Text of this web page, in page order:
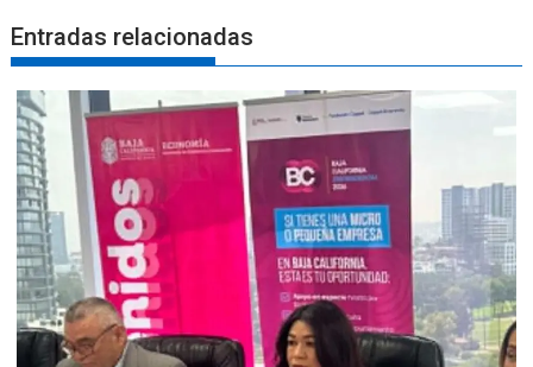
Entradas relacionadas